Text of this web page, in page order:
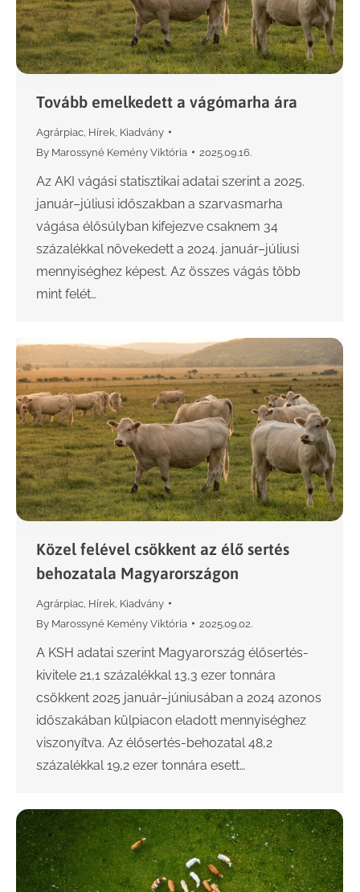
Tovább emelkedett a vágómarha ára
Agrárpiac Hírek Kiadvány
By Marossyné Kemény Viktória 2025.09.16.
Az AKI vágási statisztikai adatai szerint a 2025.
január–júliusi időszakban a szarvasmarha
vágása élősúlyban kifejezve csaknem 34
százalékkal növekedett a 2024. január–júliusi
mennyiséghez képest. Az összes vágás több
mint felét…
Közel felével csökkent az élő sertés
behozatala Magyarországon
Agrárpiac Hírek Kiadvány
By Marossyné Kemény Viktória 2025.09.02.
A KSH adatai szerint Magyarország élősertés-
kivitele 21,1 százalékkal 13,3 ezer tonnára
csökkent 2025 január–júniusában a 2024 azonos
időszakában külpiacon eladott mennyiséghez
viszonyítva. Az élősertés-behozatal 48,2
százalékkal 19,2 ezer tonnára esett…